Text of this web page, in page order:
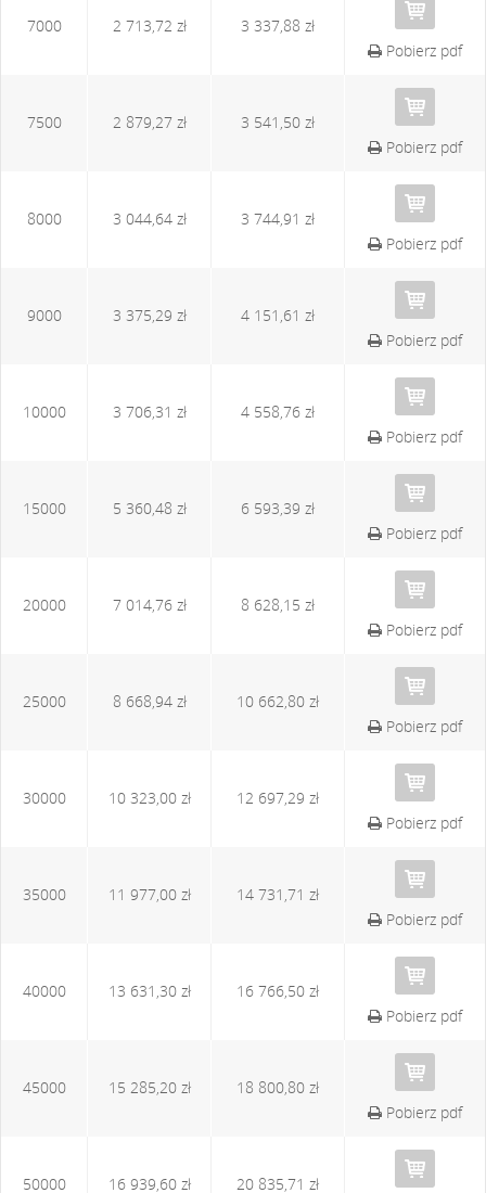
7000 2 713,72 zł
3 337,88 zł
Pobierz pdf
7500 2 879,27 zł
3 541,50 zł
Pobierz pdf
8000 3 044,64 zł
3 744,91 zł
Pobierz pdf
9000 3 375,29 zł
4 151,61 zł
Pobierz pdf
10000 3 706,31 zł
4 558,76 zł
Pobierz pdf
15000 5 360,48 zł
6 593,39 zł
Pobierz pdf
20000 7 014,76 zł
8 628,15 zł
Pobierz pdf
25000 8 668,94 zł
10 662,80 zł
Pobierz pdf
30000 10 323,00 zł
12 697,29 zł
Pobierz pdf
35000 11 977,00 zł
14 731,71 zł
Pobierz pdf
40000 13 631,30 zł
16 766,50 zł
Pobierz pdf
45000 15 285,20 zł
18 800,80 zł
Pobierz pdf
50000 16 939,60 zł
20 835,71 zł